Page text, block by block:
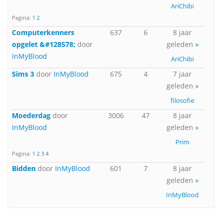
Pagina: 1 2
AriChibi
Computerkenners
opgelet &#128578; door
InMyBlood
637 6
8 jaar
geleden »
AriChibi
Sims 3 door InMyBlood 675 4
7 jaar
geleden »
filosofie
Moederdag door
InMyBlood
Pagina: 1 2 3 4
3006 47
8 jaar
geleden »
Prim
Bidden door InMyBlood 601 7
8 jaar
geleden »
InMyBlood